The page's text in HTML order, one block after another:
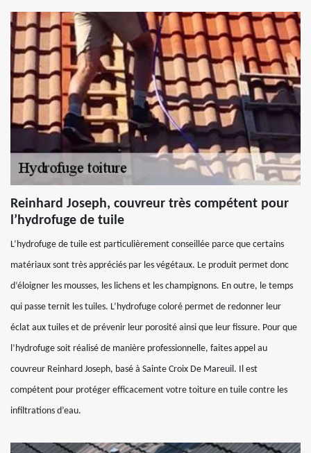
Reinhard Joseph, couvreur très compétent pour
l’hydrofuge de tuile
L’hydrofuge de tuile est particulièrement conseillée parce que certains
matériaux sont très appréciés par les végétaux. Le produit permet donc
d’éloigner les mousses, les lichens et les champignons. En outre, le temps
qui passe ternit les tuiles. L’hydrofuge coloré permet de redonner leur
éclat aux tuiles et de prévenir leur porosité ainsi que leur fissure. Pour que
l’hydrofuge soit réalisé de manière professionnelle, faites appel au
couvreur Reinhard Joseph, basé à Sainte Croix De Mareuil. Il est
compétent pour protéger efficacement votre toiture en tuile contre les
infiltrations d’eau.